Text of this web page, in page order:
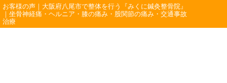
お客様の声｜大阪府八尾市で整体を行う『みくに鍼灸整骨院』
｜坐骨神経痛・ヘルニア・膝の痛み・股関節の痛み・交通事故
治療